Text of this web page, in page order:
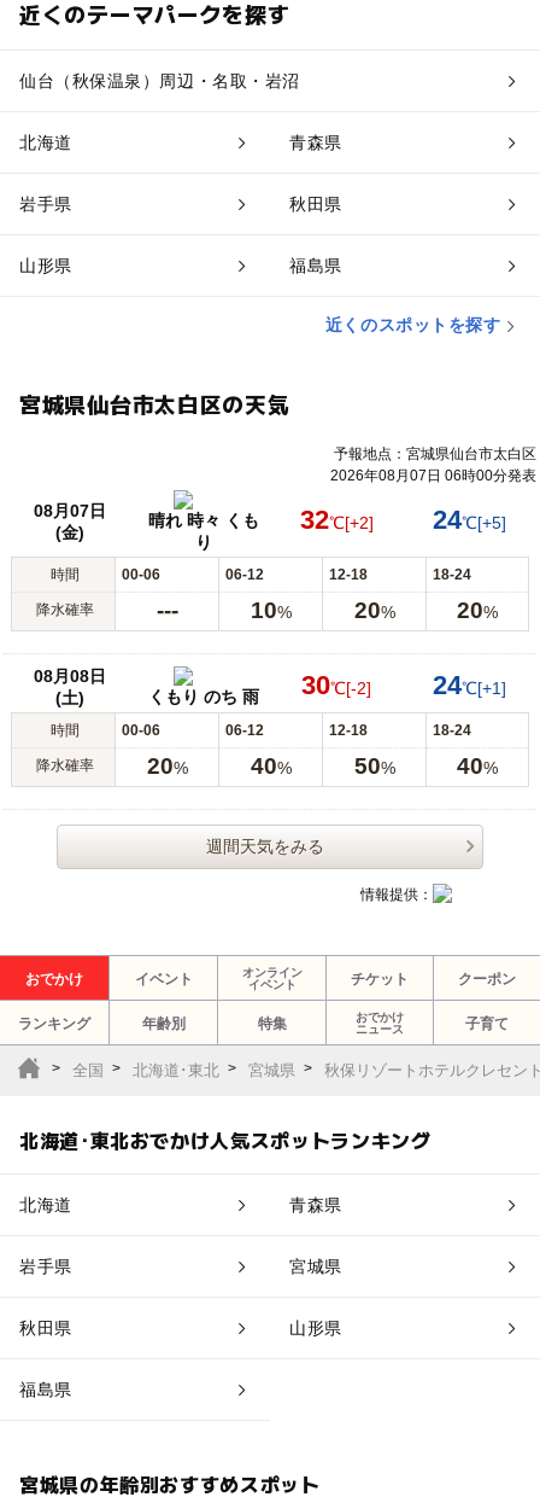
近くのテーマパークを探す
仙台（秋保温泉）周辺・名取・岩沼
北海道 青森県
岩手県 秋田県
山形県 福島県
近くのスポットを探す
宮城県仙台市太白区の天気
予報地点：宮城県仙台市太白区
2026年08月07日 06時00分発表
08月07日
(金)
晴れ 時々 くも
り
32℃[+2] 24℃[+5]
時間 00-06 06-12 12-18 18-24
降水確率 --- 10% 20% 20%
08月08日
(土)
くもり のち 雨 30℃[-2] 24℃[+1]
時間 00-06 06-12 12-18 18-24
降水確率 20% 40% 50% 40%
週間天気をみる
情報提供：
おでかけ イベント
オンライン
イベント
チケット クーポン
ランキング 年齢別 特集
おでかけ
ニュース
子育て
全国 北海道･東北 宮城県 秋保リゾートホテルクレセン
北海道･東北おでかけ人気スポットランキング
北海道 青森県
岩手県 宮城県
秋田県 山形県
福島県
宮城県の年齢別おすすめスポット